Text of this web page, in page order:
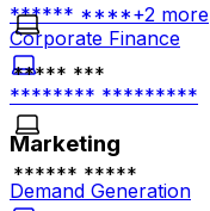
****** ****+2 more
Corporate Finance
******** *********
Marketing
Demand Generation
***** ***
****** *****